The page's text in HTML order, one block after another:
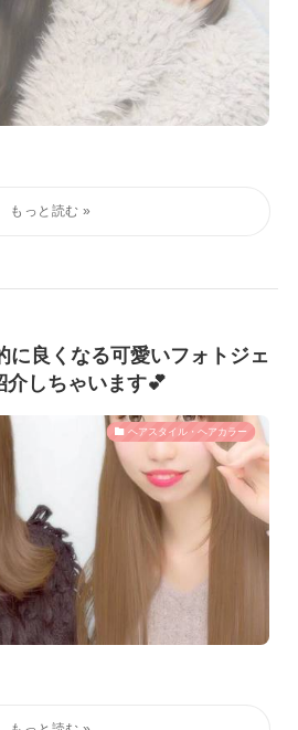
に良くなる可愛いフォトジェ
介しちゃいます💕
ヘアスタイル・ヘアカラー